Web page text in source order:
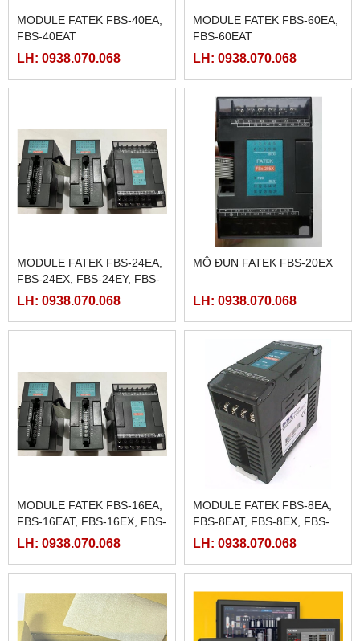
MODULE FATEK FBS-40EA,
FBS-40EAT
LH: 0938.070.068
MODULE FATEK FBS-60EA,
FBS-60EAT
LH: 0938.070.068
MODULE FATEK FBS-24EA,
FBS-24EX, FBS-24EY, FBS-
24EYT
LH: 0938.070.068
MÔ ĐUN FATEK FBS-20EX
LH: 0938.070.068
MODULE FATEK FBS-16EA,
FBS-16EAT, FBS-16EX, FBS-
16EY, FBS-16EYT
LH: 0938.070.068
MODULE FATEK FBS-8EA,
FBS-8EAT, FBS-8EX, FBS-
8EY, FBS-8EYT
LH: 0938.070.068